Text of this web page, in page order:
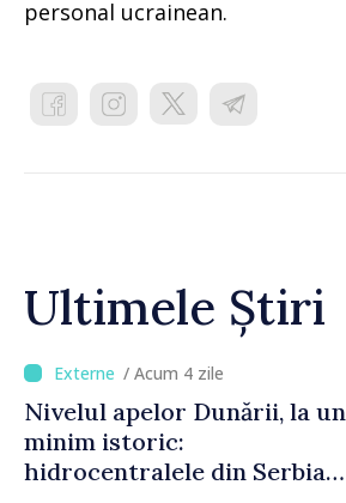
personal ucrainean.
Ultimele Știri
/ Acum 4 zile
Nivelul apelor Dunării, la un
minim istoric:
hidrocentralele din Serbia